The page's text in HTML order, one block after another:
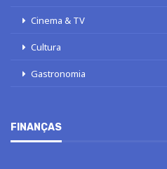
Cinema & TV
Cultura
Gastronomia
FINANÇAS